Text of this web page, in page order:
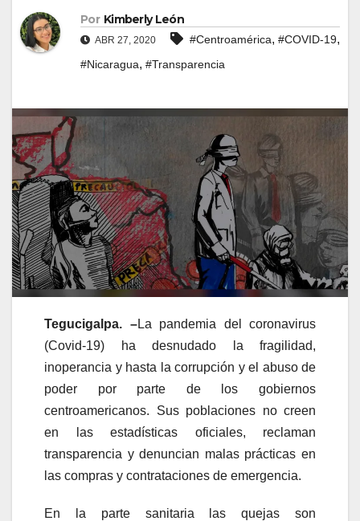
Por Kimberly León
ABR 27, 2020 #Centroamérica, #COVID-19,
#Nicaragua, #Transparencia
Tegucigalpa. –La pandemia del coronavirus
(Covid-19) ha desnudado la fragilidad,
inoperancia y hasta la corrupción y el abuso de
poder por parte de los gobiernos
centroamericanos. Sus poblaciones no creen
en las estadísticas oficiales, reclaman
transparencia y denuncian malas prácticas en
las compras y contrataciones de emergencia.
En la parte sanitaria las quejas son